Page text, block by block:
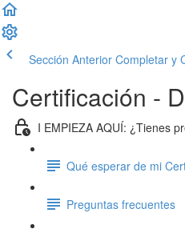
Sección Anterior Completar y
Certificación -
I EMPIEZA AQUÍ: ¿Tienes
Qué esperar de mi
Preguntas frecuentes